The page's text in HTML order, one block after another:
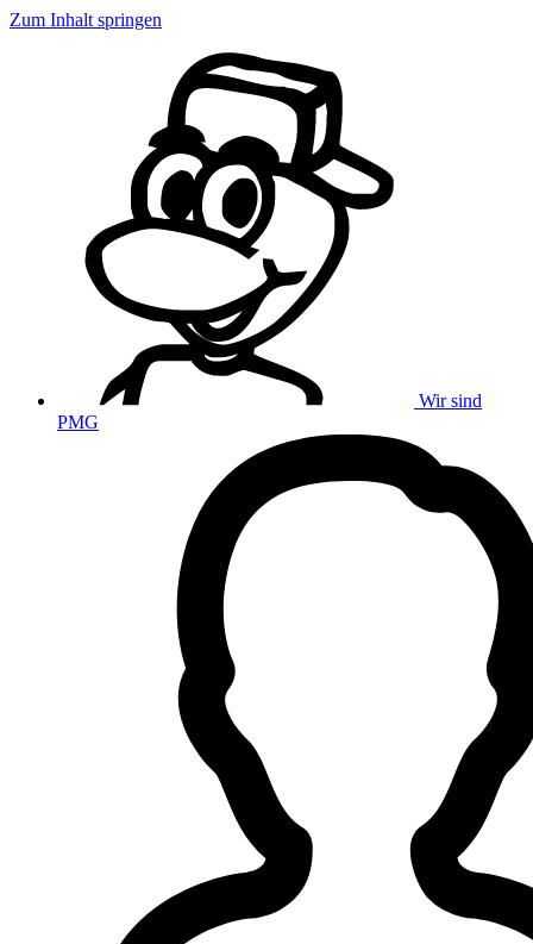
Zum Inhalt springen
Wir sind
PMG